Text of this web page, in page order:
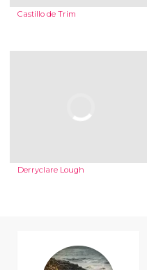
Castillo de Trim
Derryclare Lough